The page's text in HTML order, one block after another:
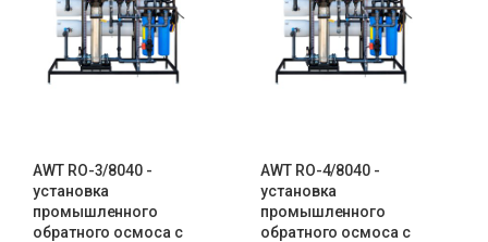
AWT RO-3/8040 -
установка
промышленного
обратного осмоса с
AWT RO-4/8040 -
установка
промышленного
обратного осмоса с